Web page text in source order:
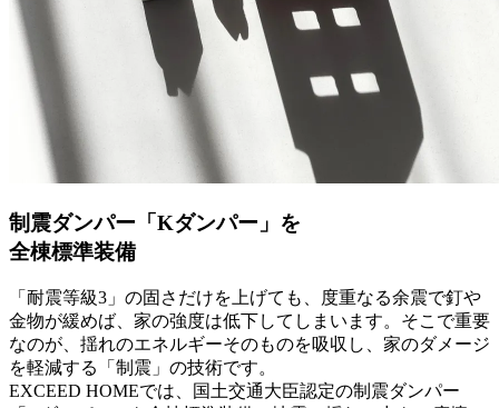
制震ダンパー「Kダンパー」を
全棟標準装備
「耐震等級3」の固さだけを上げても、度重なる余震で釘や
金物が緩めば、家の強度は低下してしまいます。そこで重要
なのが、揺れのエネルギーそのものを吸収し、家のダメージ
を軽減する「制震」の技術です。
EXCEED HOMEでは、国土交通大臣認定の制震ダンパー